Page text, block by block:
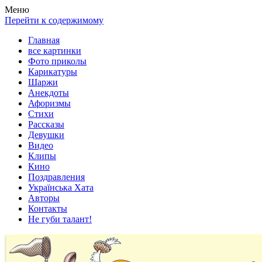
Весела хата — прикольные картинки, смешные истории, клипы!
Покажем всем ваши фото приколы, карикатуры, шаржи, стихи,
Меню
Перейти к содержимому
Главная
все картинки
Фото приколы
Карикатуры
Шаржи
Анекдоты
Афоризмы
Стихи
Рассказы
Девушки
Видео
Клипы
Кино
Поздравления
Українська Хата
Авторы
Контакты
Не губи талант!